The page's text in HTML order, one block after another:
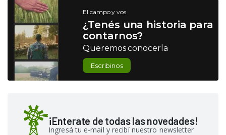
El campo y vos
¿Tenés una historia para
contarnos?
Queremos conocerla
Escribinos
¡Enterate de todas las novedades!
Ingresá tu e-mail y recibí nuestro newsletter